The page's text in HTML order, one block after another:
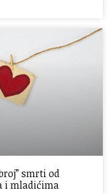
smrti od
i mladićima